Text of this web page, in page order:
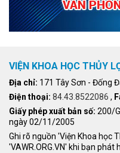
VIỆN KHOA HỌC THỦY
Địa chỉ: 171 Tây Sơn - Đống
Điện thoại: 84.43.8522086 ,
Giấy phép xuất bản số: 200/
ngày 02/11/2005
Ghi rõ nguồn 'Viện Khoa học
'VAWR.ORG.VN' khi bạn